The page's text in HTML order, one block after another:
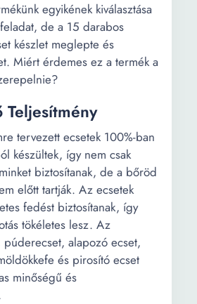
egyikének kiválasztása
de a 15 darabos
készlet meglepte és
Miért érdemes ez a termék a
tervezett ecsetek 100%-ban
készültek, így nem csak
biztosítanak, de a bőröd
előtt tartják. Az ecsetek
fedést biztosítanak, így
tökéletes lesz. Az
alapozó ecset,
és pirosító ecset
minőségű és